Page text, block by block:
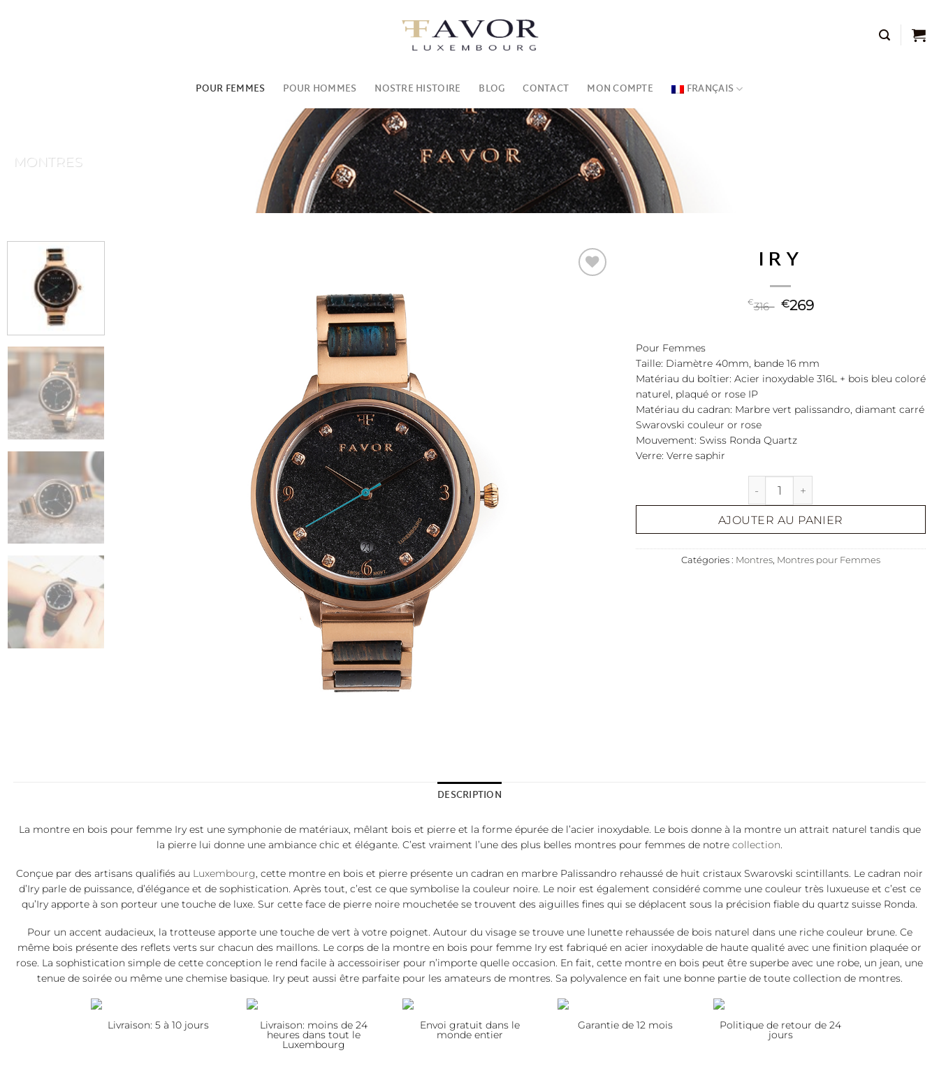
POUR FEMMES POUR HOMMES NOSTRE HISTOIRE BLOG CONTACT MON COMPTE FRANÇAIS
MONTRES
IRY
€316 €269
Pour Femmes
Taille: Diamètre 40mm, bande 16 mm
Matériau du boîtier: Acier inoxydable 316L + bois bleu coloré
naturel, plaqué or rose IP
Matériau du cadran: Marbre vert palissandro, diamant carré
Swarovski couleur or rose
Mouvement: Swiss Ronda Quartz
Verre: Verre saphir
AJOUTER AU PANIER
Catégories : Montres, Montres pour Femmes
DESCRIPTION
La montre en bois pour femme Iry est une symphonie de matériaux, mêlant bois et pierre et la forme épurée de l’acier inoxydable. Le bois donne à la montre un attrait naturel tandis que
la pierre lui donne une ambiance chic et élégante. C’est vraiment l’une des plus belles montres pour femmes de notre collection.
Conçue par des artisans qualifiés au Luxembourg, cette montre en bois et pierre présente un cadran en marbre Palissandro rehaussé de huit cristaux Swarovski scintillants. Le cadran noir
d’Iry parle de puissance, d’élégance et de sophistication. Après tout, c’est ce que symbolise la couleur noire. Le noir est également considéré comme une couleur très luxueuse et c’est ce
qu’Iry apporte à son porteur une touche de luxe. Sur cette face de pierre noire mouchetée se trouvent des aiguilles fines qui se déplacent sous la précision fiable du quartz suisse Ronda.
Pour un accent audacieux, la trotteuse apporte une touche de vert à votre poignet. Autour du visage se trouve une lunette rehaussée de bois naturel dans une riche couleur brune. Ce
même bois présente des reflets verts sur chacun des maillons. Le corps de la montre en bois pour femme Iry est fabriqué en acier inoxydable de haute qualité avec une finition plaquée or
rose. La sophistication simple de cette conception le rend facile à accessoiriser pour n’importe quelle occasion. En fait, cette montre en bois peut être superbe avec une robe, un jean, une
tenue de soirée ou même une chemise basique. Iry peut aussi être parfaite pour les amateurs de montres. Sa polyvalence en fait une bonne partie de toute collection de montres.
Livraison: 5 à 10 jours Livraison: moins de 24
heures dans tout le
Luxembourg
Envoi gratuit dans le
monde entier
Garantie de 12 mois Politique de retour de 24
jours